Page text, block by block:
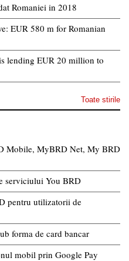
Romaniei in 2018
EUR 580 m for Romanian
lending EUR 20 million to
Toate stirile
Mobile, MyBRD Net, My BRD
serviciului You BRD
pentru utilizatorii de
forma de card bancar
mobil prin Google Pay